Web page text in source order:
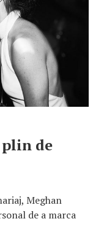
de
Meghan
de a marca